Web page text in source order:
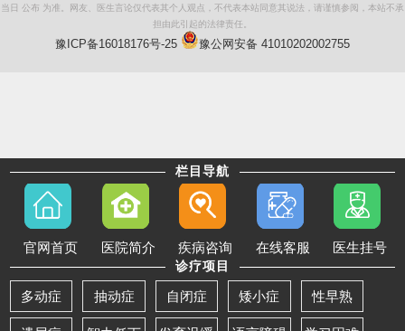
当日 公布 为准。网友、医生言论仅代表其个人观点，不代表本站同意其说法，请谨慎参阅，本站不承
担由此引起的法律责任。
豫ICP备16018176号-25 豫公网安备 41010202002755
栏目导航
官网首页 医院简介 疾病咨询 在线客服 医生挂号
诊疗项目
多动症 抽动症 自闭症 矮小症 性早熟